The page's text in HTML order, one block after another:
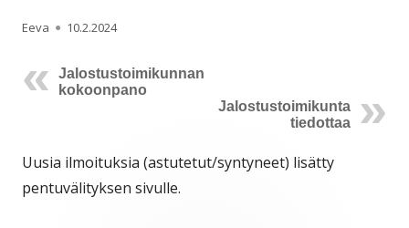
Kirjoittaja
Eeva Julkaistu
10.2.2024
Jalostustoimikunnan
kokoonpano
Jalostustoimikunta
tiedottaa
Uusia ilmoituksia (astutetut/syntyneet) lisätty
pentuvälityksen sivulle.